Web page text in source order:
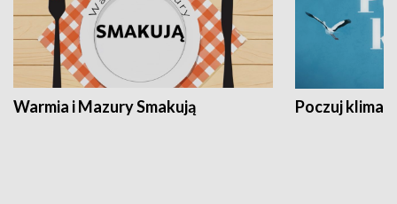
Warmia i Mazury Smakują Poczuj klimat